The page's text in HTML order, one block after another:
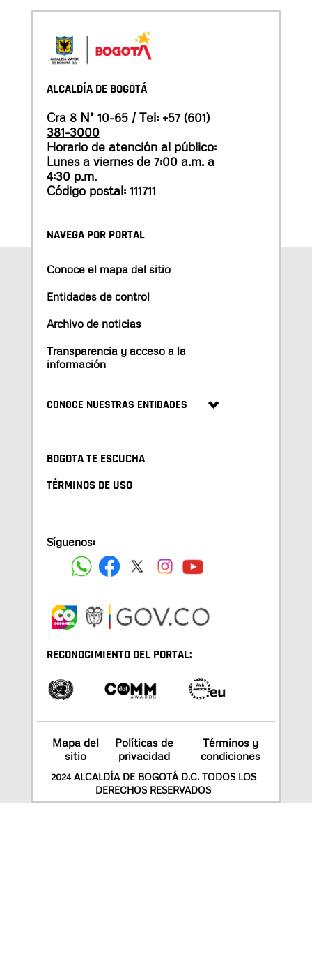
ALCALDÍA DE BOGOTÁ
Cra 8 N° 10-65 / Tel: +57 (601)
381-3000
Horario de atención al público:
Lunes a viernes de 7:00 a.m. a
4:30 p.m.
Código postal: 111711
NAVEGA POR PORTAL
Conoce el mapa del sitio
Entidades de control
Archivo de noticias
Transparencia y acceso a la
información
CONOCE NUESTRAS ENTIDADES
BOGOTA TE ESCUCHA
TÉRMINOS DE USO
Síguenos:
RECONOCIMIENTO DEL PORTAL:
Mapa del
sitio
Políticas de
privacidad
Términos y
condiciones
2024 ALCALDÍA DE BOGOTÁ D.C. TODOS LOS
DERECHOS RESERVADOS